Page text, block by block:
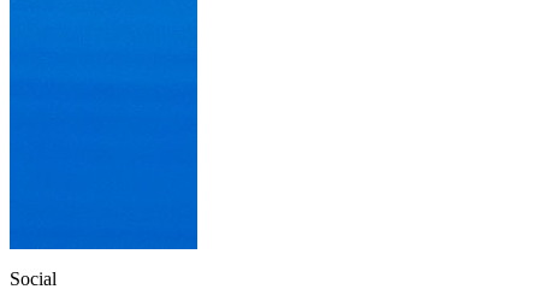
Social